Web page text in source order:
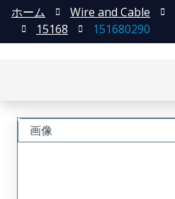
ホーム Wire and Cable
15168
151680290
画像